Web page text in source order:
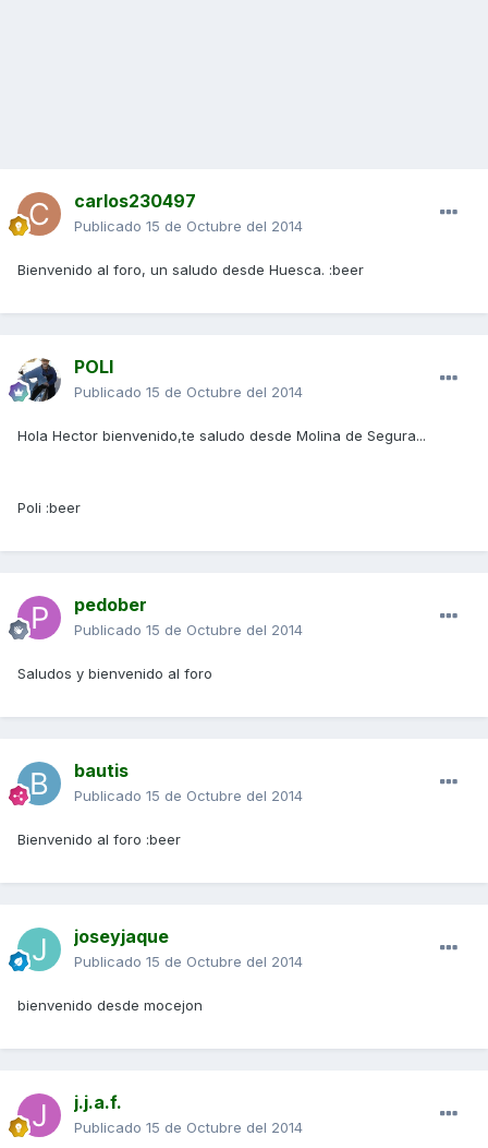
carlos230497
Publicado 15 de Octubre del 2014
Bienvenido al foro, un saludo desde Huesca. :beer
POLI
Publicado 15 de Octubre del 2014
Hola Hector bienvenido,te saludo desde Molina de Segura...
Poli :beer
pedober
Publicado 15 de Octubre del 2014
Saludos y bienvenido al foro
bautis
Publicado 15 de Octubre del 2014
Bienvenido al foro :beer
joseyjaque
Publicado 15 de Octubre del 2014
bienvenido desde mocejon
j.j.a.f.
Publicado 15 de Octubre del 2014